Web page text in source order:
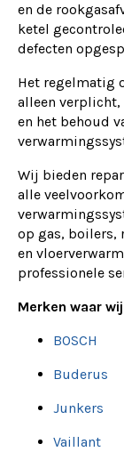
en de
ketel
defecten
Het regelmatig
alleen
en het behoud
Wij bieden
alle
op gas, boilers,
en
professionele
Merken waar
BOSCH
Buderus
Junkers
Vaillant